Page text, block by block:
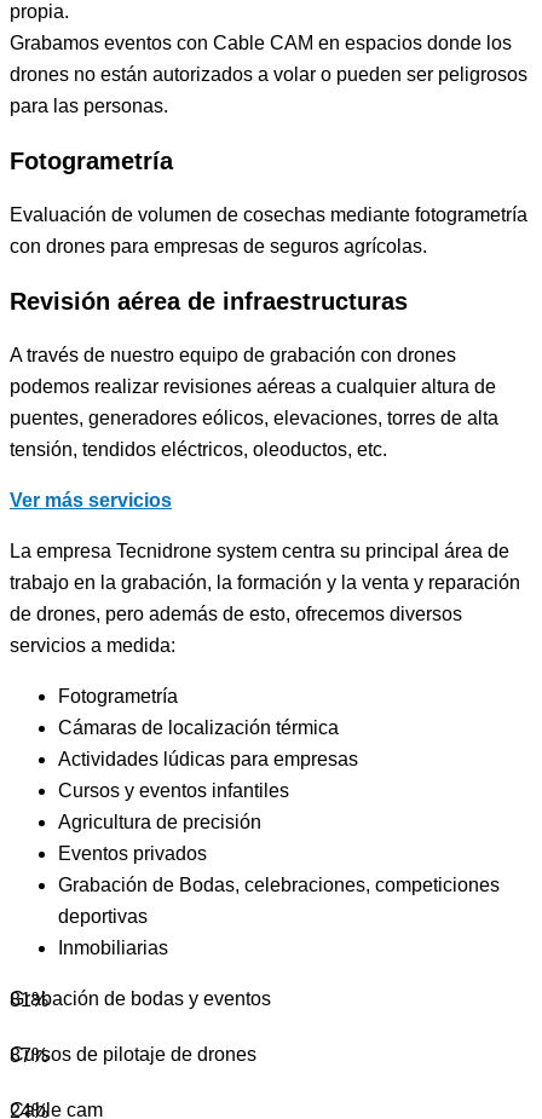
propia.
Grabamos eventos con Cable CAM en espacios donde los
drones no están autorizados a volar o pueden ser peligrosos
para las personas.
Fotogrametría
Evaluación de volumen de cosechas mediante fotogrametría
con drones para empresas de seguros agrícolas.
Revisión aérea de infraestructuras
A través de nuestro equipo de grabación con drones
podemos realizar revisiones aéreas a cualquier altura de
puentes, generadores eólicos, elevaciones, torres de alta
tensión, tendidos eléctricos, oleoductos, etc.
Ver más servicios
La empresa Tecnidrone system centra su principal área de
trabajo en la grabación, la formación y la venta y reparación
de drones, pero además de esto, ofrecemos diversos
servicios a medida:
Fotogrametría
Cámaras de localización térmica
Actividades lúdicas para empresas
Cursos y eventos infantiles
Agricultura de precisión
Eventos privados
Grabación de Bodas, celebraciones, competiciones
deportivas
Inmobiliarias
Grabación de bodas y eventos
81%
Cursos de pilotaje de drones
87%
Cable cam
24%